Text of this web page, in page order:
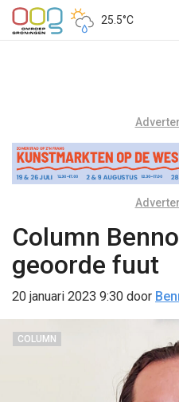
25.5°C
Column
geoorde fuut
20 januari 2023 9:30 door
COLUMN